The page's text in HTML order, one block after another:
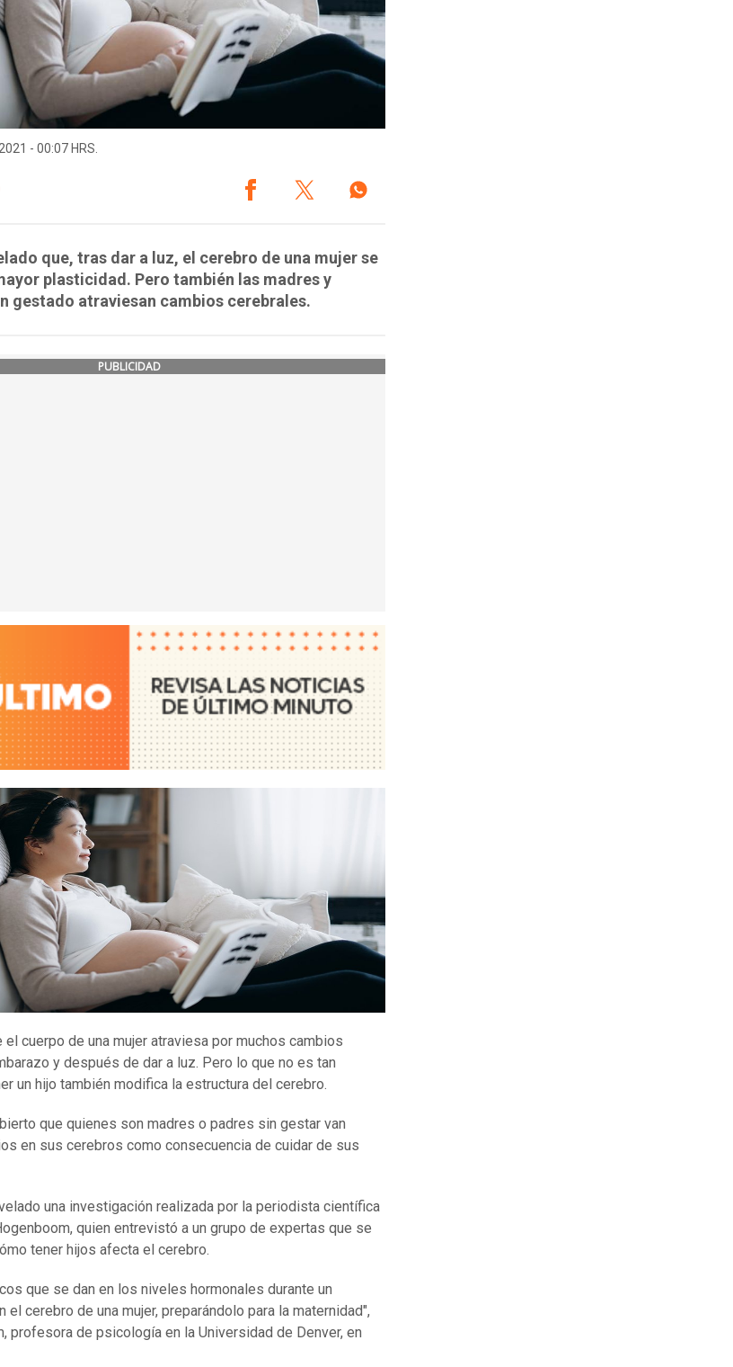
- 00:07 HRS.
que, tras dar a luz, el cerebro de una mujer se
plasticidad. Pero también las madres y
gestado atraviesan cambios cerebrales.
PUBLICIDAD
cuerpo de una mujer atraviesa por muchos cambios
y después de dar a luz. Pero lo que no es tan
un hijo también modifica la estructura del cerebro.
que quienes son madres o padres sin gestar van
en sus cerebros como consecuencia de cuidar de sus
una investigación realizada por la periodista científica
quien entrevistó a un grupo de expertas que se
tener hijos afecta el cerebro.
que se dan en los niveles hormonales durante un
el cerebro de una mujer, preparándolo para la maternidad",
profesora de psicología en la Universidad de Denver, en